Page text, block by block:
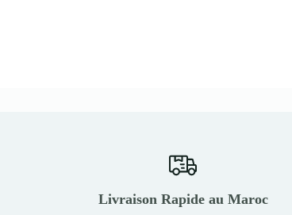
Livraison Rapide au Maroc